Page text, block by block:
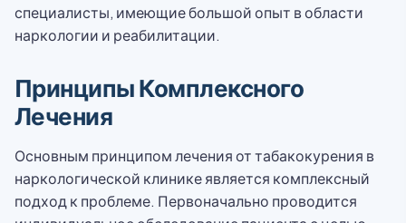
специалисты, имеющие большой опыт в области
наркологии и реабилитации.
Принципы Комплексного
Лечения
Основным принципом лечения от табакокурения в
наркологической клинике является комплексный
подход к проблеме. Первоначально проводится